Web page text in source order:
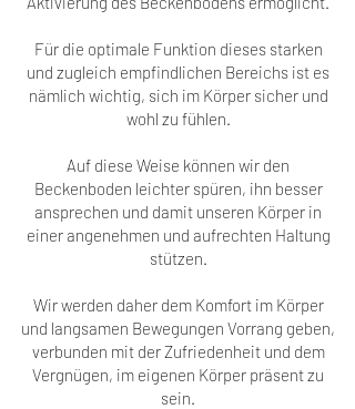
Für die optimale Funktion dieses starken
und zugleich empfindlichen Bereichs ist es
nämlich wichtig, sich im Körper sicher und
wohl zu fühlen.
Auf diese Weise können wir den
Beckenboden leichter spüren, ihn besser
ansprechen und damit unseren Körper in
einer angenehmen und aufrechten Haltung
stützen.
Wir werden daher dem Komfort im Körper
und langsamen Bewegungen Vorrang geben,
verbunden mit der Zufriedenheit und dem
Vergnügen, im eigenen Körper präsent zu
sein.